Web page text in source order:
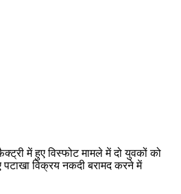
में हुए विस्फोट मामले में दो युवकों को
पटाखा विक्रय नकदी बरामद करने में